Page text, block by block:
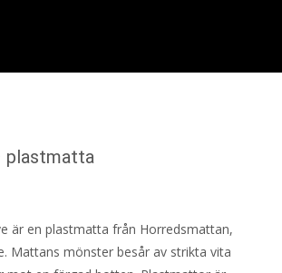
plastmatta
är en plastmatta från Horredsmattan,
Mattans mönster besår av strikta vita